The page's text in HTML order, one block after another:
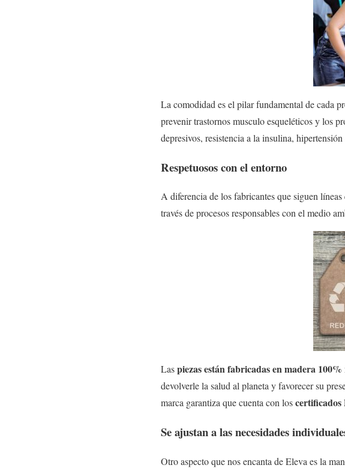
La comodidad es el pilar fundamental de cada
prevenir trastornos musculo esqueléticos y los
depresivos, resistencia a la insulina,
Respetuosos con el entorno
A diferencia de los fabricantes que siguen
través de procesos responsables con el medio
Laspiezas están fabricadas en madera
devolverle la salud al planeta y favorecer su
marca garantiza que cuenta con los
Se ajustan a las necesidades
Otro aspecto que nos encanta de Eleva es la